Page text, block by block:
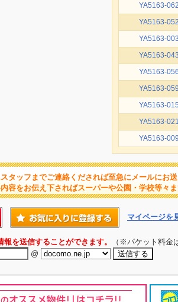
YA5163-
YA5163-
YA5163-
YA5163-
YA5163-
YA5163-
YA5163-
YA5163-
YA5163-
タッフまでご連絡くだされば至急にメールにお
容をお伝え下さればスーパーや公園・学校等々
マイページを
を送信することができます。
（※パケット料金
@